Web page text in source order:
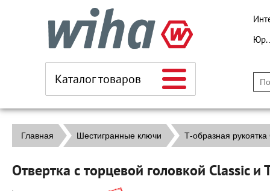
Каталог товаров
Юр.
Главная Шестигранные ключи Т-образная рукоятка
Отвертка с торцевой головкой Classic